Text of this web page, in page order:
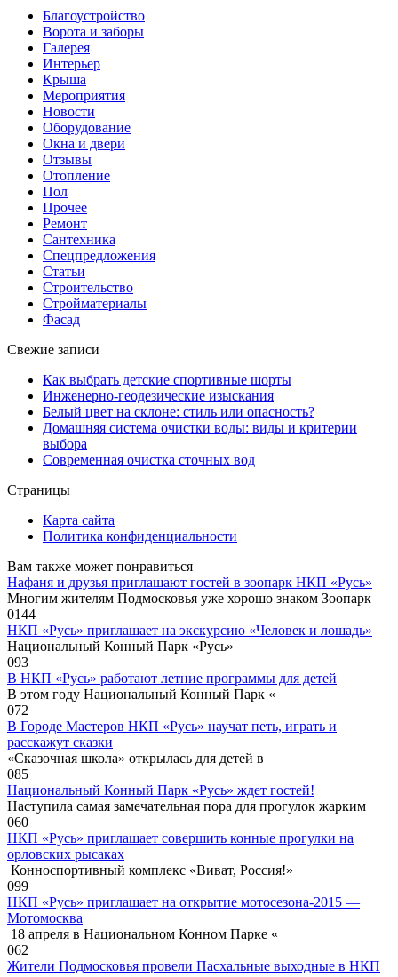
Благоустройство
Ворота и заборы
Галерея
Интерьер
Крыша
Мероприятия
Новости
Оборудование
Окна и двери
Отзывы
Отопление
Пол
Прочее
Ремонт
Сантехника
Спецпредложения
Статьи
Строительство
Стройматериалы
Фасад
Свежие записи
Как выбрать детские спортивные шорты
Инженерно-геодезические изыскания
Белый цвет на склоне: стиль или опасность?
Домашняя система очистки воды: виды и критерии
выбора
Современная очистка сточных вод
Страницы
Карта сайта
Политика конфиденциальности
Вам также может понравиться
Нафаня и друзья приглашают гостей в зоопарк НКП «Русь»
Многим жителям Подмосковья уже хорошо знаком Зоопарк
0144
НКП «Русь» приглашает на экскурсию «Человек и лошадь»
Национальный Конный Парк «Русь»
093
В НКП «Русь» работают летние программы для детей
В этом году Национальный Конный Парк «
072
В Городе Мастеров НКП «Русь» научат петь, играть и
расскажут сказки
«Сказочная школа» открылась для детей в
085
Национальный Конный Парк «Русь» ждет гостей!
Наступила самая замечательная пора для прогулок жарким
060
НКП «Русь» приглашает совершить конные прогулки на
орловских рысаках
Конноспортивный комплекс «Виват, Россия!»
099
НКП «Русь» приглашает на открытие мотосезона-2015 —
Мотомосква
18 апреля в Национальном Конном Парке «
062
Жители Подмосковья провели Пасхальные выходные в НКП